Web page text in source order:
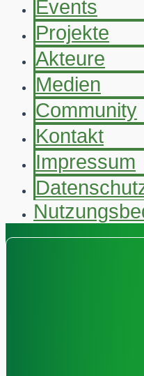
Events
Projekte
Akteure
Medien
Community
Kontakt
Impressum